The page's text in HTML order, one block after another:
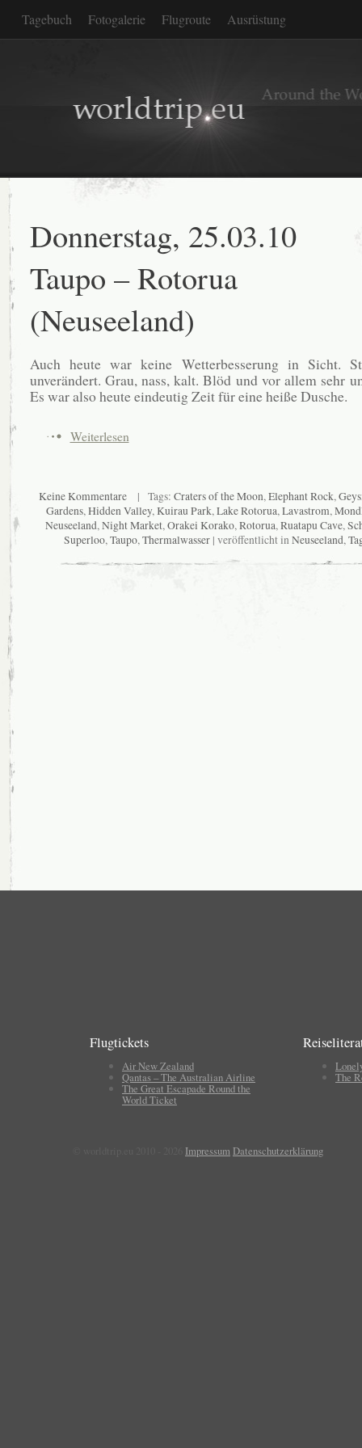
Tagebuch Fotogalerie Flugroute Ausrüstung
Donnerstag, 25.03.10
Taupo – Rotorua
(Neuseeland)
Auch heute war keine Wetterbesserung in Sicht.
unverändert. Grau, nass, kalt. Blöd und vor allem sehr
Es war also heute eindeutig Zeit für eine heiße Dusche.
Weiterlesen
Keine Kommentare | Tags: Craters of the Moon, Elephant Rock,
Gardens, Hidden Valley, Kuirau Park, Lake Rotorua, Lavastrom,
Neuseeland, Night Market, Orakei Korako, Rotorua, Ruatapu Cave,
Superloo, Taupo, Thermalwasser | veröffentlicht in Neuseeland,
Flugtickets
Air New Zealand
Qantas – The Australian Airline
The Great Escapade Round the
World Ticket
The
Impressum Datenschutzerklärung